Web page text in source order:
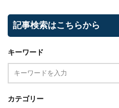
記事検索はこちらから
キーワード
カテゴリー